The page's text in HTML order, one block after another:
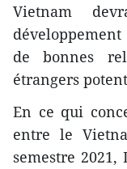
Vietnam
de bonnes
étrangers
En ce qui
entre le
semestre